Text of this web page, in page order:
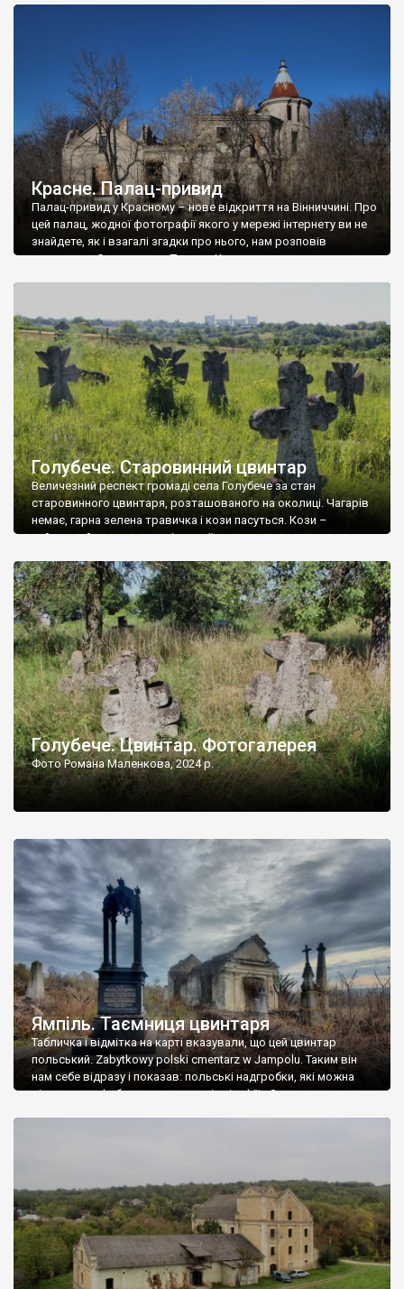
Красне. Палац-привид
Палац-привид у Красному – нове відкриття на Вінниччині. Про
цей палац, жодної фотографії якого у мережі інтернету ви не
знайдете, як і взагалі згадки про нього, нам розповів
мешканець Самгородка. Палац у Красному вразив не лише
Голубече. Старовинний цвинтар
Величезний респект громаді села Голубече за стан
старовинного цвинтаря, розташованого на околиці. Чагарів
немає, гарна зелена травичка і кози пасуться. Кози –
найкращий регулятор шкідливої, для старих кладовищ,
бруньками, кози ті бруньки обгризають, бо то улюблений
делікатес. На цвинтарі у Голубечому ціла колекція
різноманітних форм хрестів. Село відносно невелике, […]
Голубече. Цвинтар. Фотогалерея
Фото Романа Маленкова, 2024 р.
Ямпіль. Таємниця цвинтаря
Табличка і відмітка на карті вказували, що цей цвинтар
польський. Zabytkowy polski cmentarz w Jampolu. Таким він
нам себе відразу і показав: польські надгробки, які можна
віднести до фабричних, польські епітафії… Загалом цвинтар